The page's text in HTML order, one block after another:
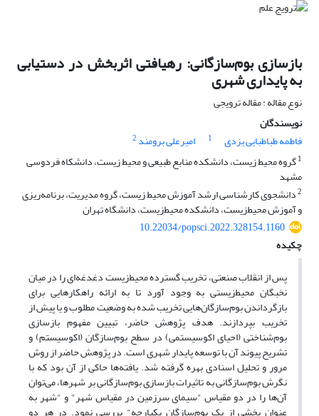
بازسازی بوم‌سازگانی: رهیافتی اثربخش در دستیابی
به پایداری شهری
نوع مقاله : مقاله ترویجی
نویسندگان
فاطمه طباطبایی یزدی
1 امیرعلی برومند 2
1گروه محیط زیست، دانشکده منابع طبیعی و محیط زیست، دانشکاه فردوسی
مشهد
2دانشجوی کارشناسی ارشد آموزش محیط زیست، گروه مدیریت، برنامه‌ریزی
و آموزش محیط‌زیست، دانشکده محیط‌زیست، دانشگاه تهران
10.22034/popsci.2022.328154.1160
چکیده
پس از انقلاب صنعتی، تخریب گسترده محیط‌زیست دغدغه‌ای را در میان
نخبگان محیط‌زیستی به وجود آورد تا به ارائه راهکارهایی برای
بازگرداندن بوم‌سازگان‌هایی تخریب شده به وضعیت مطلوب و یا پیش از
تخریب بپردازند. هدف پژوهش حاضر، تبیین مفهوم بازسازی
بوم‌شناختی (احیای اکوسیستمی) در سطح بوم‌سازگان (اکوسیستم) و
تشریح پیوند آن با توسعه پایدار شهری است. در پژوهش حاضر از روش
مرور و تحلیل اسنادی بهره گرفته شد. یافته‌ها حاکی از آن بود که با
نگرش بوم‌سازگانی به تاثیرات بازسازی بوم‌سازگانی بر شهر‌ها، می‌توان
آن‌ها را در دو مقیاس "سیمای سرزمین در مقیاس شهر" و "شهر به